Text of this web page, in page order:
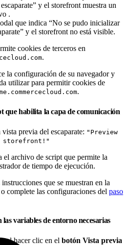
y el storefront muestra un
.
que indica “No se pudo inicializar
y el storefront no está visible.
cookies de terceros en
.
la configuración de su navegador y
utilizar para permitir cookies de
.
que habilita la capa de comunicación
previa del escaparate: "Preview
storefront!"
el archivo de script que permite la
de tiempo de ejecución.
instrucciones que se muestran en la
complete las configuraciones del paso
variables de entorno necesarias
al hacer clic en el botón Vista previa